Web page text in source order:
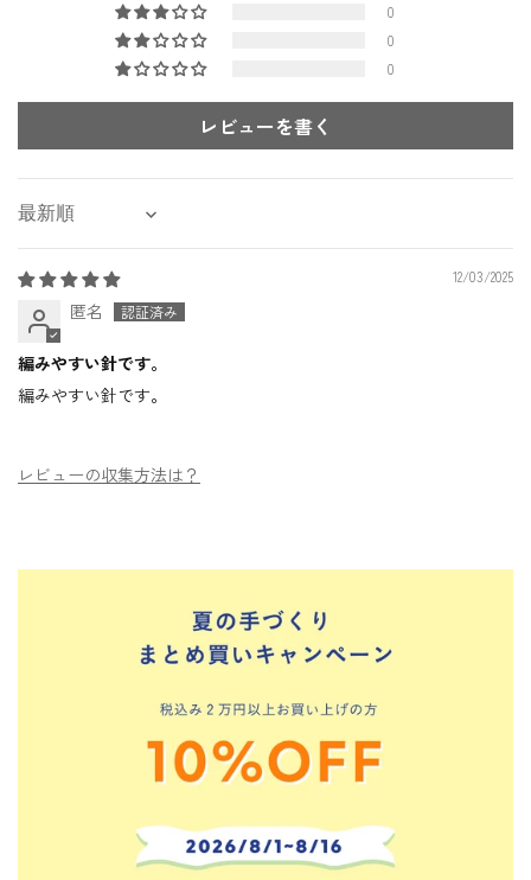
0
0
0
レビューを書く
Sort by
12/03/2025
匿名
編みやすい針です。
編みやすい針です。
レビューの収集方法は？